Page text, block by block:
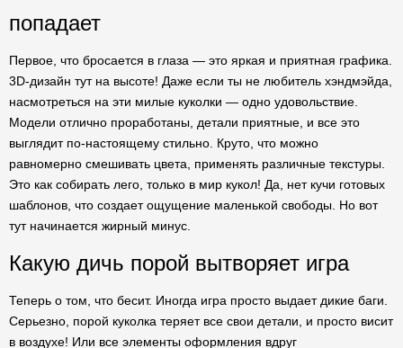
попадает
Первое, что бросается в глаза — это яркая и приятная графика.
3D-дизайн тут на высоте! Даже если ты не любитель хэндмэйда,
насмотреться на эти милые куколки — одно удовольствие.
Модели отлично проработаны, детали приятные, и все это
выглядит по-настоящему стильно. Круто, что можно
равномерно смешивать цвета, применять различные текстуры.
Это как собирать лего, только в мир кукол! Да, нет кучи готовых
шаблонов, что создает ощущение маленькой свободы. Но вот
тут начинается жирный минус.
Какую дичь порой вытворяет игра
Теперь о том, что бесит. Иногда игра просто выдает дикие баги.
Серьезно, порой куколка теряет все свои детали, и просто висит
в воздухе! Или все элементы оформления вдруг